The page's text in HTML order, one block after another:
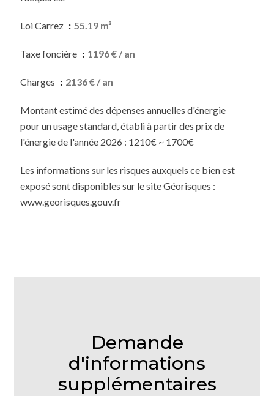
Loi Carrez 55.19 m²
Taxe foncière 1196 € / an
Charges 2136 € / an
Montant estimé des dépenses annuelles d'énergie
pour un usage standard, établi à partir des prix de
l'énergie de l'année 2026 : 1210€ ~ 1700€
Les informations sur les risques auxquels ce bien est
exposé sont disponibles sur le site Géorisques :
www.georisques.gouv.fr
Demande
d'informations
supplémentaires